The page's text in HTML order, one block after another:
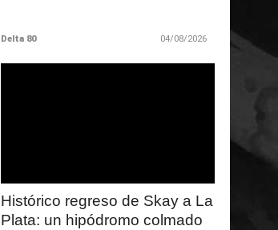
Delta 80 04/08/2026
Histórico regreso de Skay a La
Plata: un hipódromo colmado